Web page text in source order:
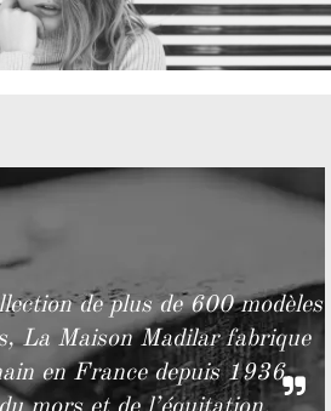
de plus de 600 modèles
La Maison Madilar fabrique
en France depuis 1936,